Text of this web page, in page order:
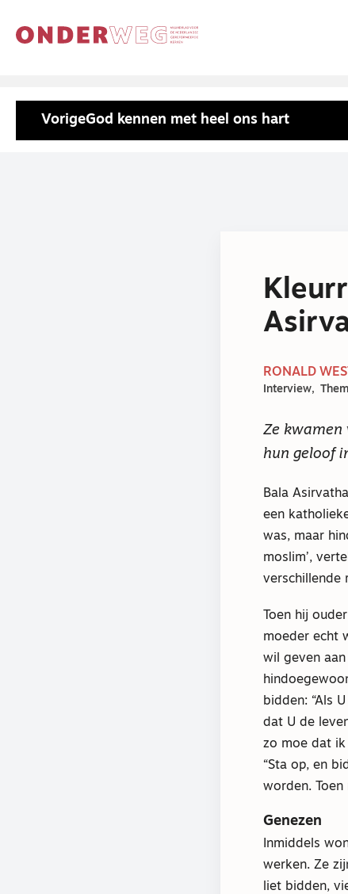
VorigeGod kennen met heel ons hart
RONALD
Interview
Ze kwamen
hun geloof
Bala
een
was, maar
moslim’,
verschillende
Toen hij
moeder echt
wil geven
bidden: “Als
dat U de
zo moe dat ik
“Sta op, en
worden.
Genezen
Inmiddels
werken. Ze
liet bidden,